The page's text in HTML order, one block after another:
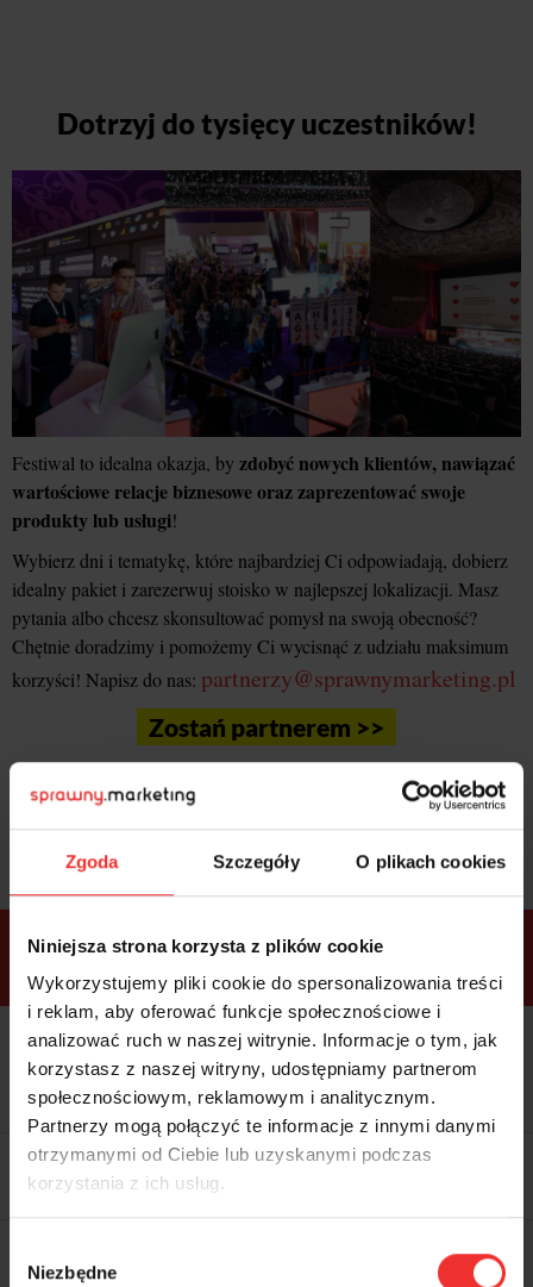
Zgoda Szczegóły O plikach cookies
Niniejsza strona korzysta z plików cookie
Wykorzystujemy pliki cookie do spersonalizowania treści
i reklam, aby oferować funkcje społecznościowe i
analizować ruch w naszej witrynie. Informacje o tym, jak
korzystasz z naszej witryny, udostępniamy partnerom
społecznościowym, reklamowym i analitycznym.
Partnerzy mogą połączyć te informacje z innymi danymi
otrzymanymi od Ciebie lub uzyskanymi podczas
korzystania z ich usług.
zgody
Niezbędne
Dotrzyj do tysięcy uczestników!
Festiwal to idealna okazja, by zdobyć nowych klientów, nawiązać
wartościowe relacje biznesowe oraz zaprezentować swoje
produkty lub usługi!
Wybierz dni i tematykę, które najbardziej Ci odpowiadają, dobierz
idealny pakiet i zarezerwuj stoisko w najlepszej lokalizacji. Masz
pytania albo chcesz skonsultować pomysł na swoją obecność?
Chętnie doradzimy i pomożemy Ci wycisnąć z udziału maksimum
korzyści! Napisz do nas: partnerzy@sprawnymarketing.pl
Zostań partnerem >>
Sprawdź bonusyi wybierz bilet
ramach
pakietów
VIP Premium
Kolacja z prelegentami i before
party (Hotel Sheraton, 27.10) tylko
wbilecie ALLPASS VIP
Dostępne
tylko w
bilecie
ALLPASS
VIP
Dedykowana strefa VIP z
możliwością networkingu z
prelegentami i wystawcami w
WARTOŚĆ: 1970 zł